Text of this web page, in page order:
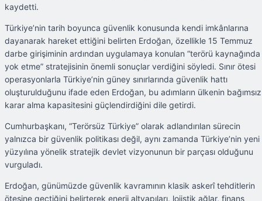
kaydetti.
Türkiye’nin tarih boyunca güvenlik konusunda kendi imkânlarına
dayanarak hareket ettiğini belirten Erdoğan, özellikle 15 Temmuz
darbe girişiminin ardından uygulamaya konulan “terörü kaynağında
yok etme” stratejisinin önemli sonuçlar verdiğini söyledi. Sınır ötesi
operasyonlarla Türkiye’nin güney sınırlarında güvenlik hattı
oluşturulduğunu ifade eden Erdoğan, bu adımların ülkenin bağımsız
karar alma kapasitesini güçlendirdiğini dile getirdi.
Cumhurbaşkanı, “Terörsüz Türkiye” olarak adlandırılan sürecin
yalnızca bir güvenlik politikası değil, aynı zamanda Türkiye’nin yeni
yüzyılına yönelik stratejik devlet vizyonunun bir parçası olduğunu
vurguladı.
Erdoğan, günümüzde güvenlik kavramının klasik askerî tehditlerin
ötesine geçtiğini belirterek enerji altyapıları, lojistik ağlar, finans